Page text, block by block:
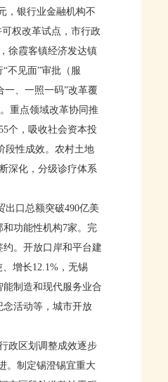
，银行业金融机构不
权改革试点，市行政
徐霞客镇经济发达镇
不见面”审批（服
一、一照一码”改革覆
重点领域改革协同推
个，吸收社会资本投
段性成效。农村土地
深化，分级诊疗体系
口总额突破490亿美
和功能性机构7家。完
。开放口岸和平台建
增长12.1%，无锡
制造和现代服务业合
念活动等，城市开放
政区划调整成效逐步
。制定锡澄锡宜重大